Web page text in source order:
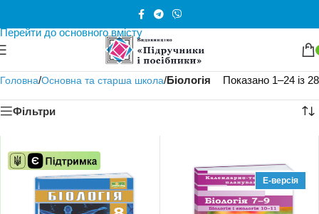
Перейти до основного вмісту
Головна/Основна та старша школа/Біологія Показано 1–24 із 28
Фільтри
Е-версія